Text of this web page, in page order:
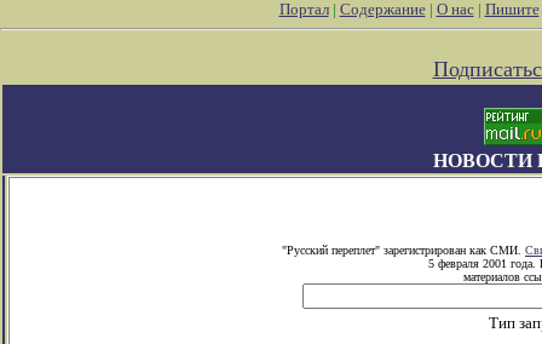
Портал| Содержание| О нас| Пишите
НОВОСТИ
"Русский переплет" зарегистрирован как СМИ.
5 февраля 2001 года.
материалов
Тип